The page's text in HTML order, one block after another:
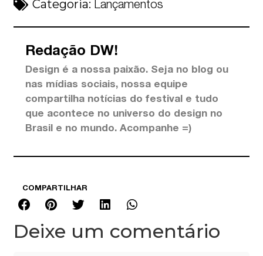
Categoria: Lançamentos
Redação DW!
Design é a nossa paixão. Seja no blog ou
nas mídias sociais, nossa equipe
compartilha notícias do festival e tudo
que acontece no universo do design no
Brasil e no mundo. Acompanhe =)
COMPARTILHAR
Deixe um comentário